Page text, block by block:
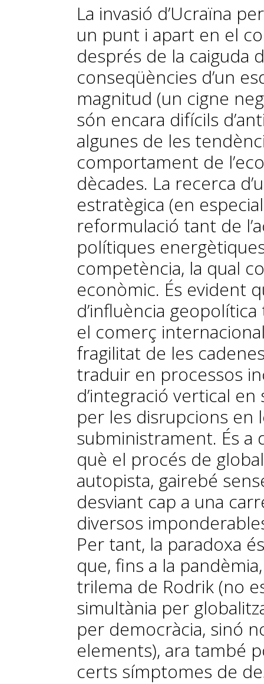
La invasió d’Ucraïna
un punt i apart en el
després de la caiguda
conseqüències d’un
magnitud (un cigne
són encara difícils
algunes de les
comportament de
dècades. La recerca
estratègica (en
reformulació tant de
polítiques
competència, la qual
econòmic. És evident
d’influència
el comerç
fragilitat de les
traduir en processos
d’integració vertical
per les disrupcions en
subministrament. És a
què el procés de
autopista, gairebé
desviant cap a una
diversos
Per tant, la paradoxa
que, fins a la
trilema de Rodrik (no
simultània per
per democràcia, sinó
elements), ara també
certs símptomes de